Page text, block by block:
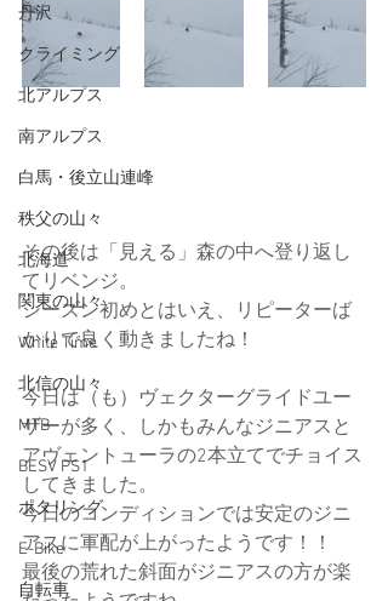
丹沢
クライミング
北アルプス
南アルプス
白馬・後立山連峰
秩父の山々
北海道
関東の山々
White Time
北信の山々
MTB
BESV PS1
ポタリング
E-Bike
自転車
その後は「見える」森の中へ登り返し
てリベンジ。
シーズン初めとはいえ、リピーターば
かりで良く動きましたね！
今日は（も）ヴェクターグライドユー
ザーが多く、しかもみんなジニアスと
アヴェントューラの2本立てでチョイス
してきました。
今日のコンディションでは安定のジニ
アスに軍配が上がったようです！！
最後の荒れた斜面がジニアスの方が楽